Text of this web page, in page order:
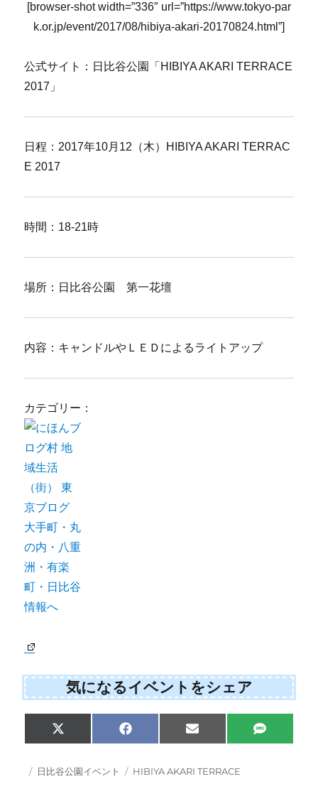
[browser-shot width=”336″ url=”https://www.tokyo-par
k.or.jp/event/2017/08/hibiya-akari-20170824.html”]
公式サイト：日比谷公園「HIBIYA AKARI TERRACE
2017」
日程：2017年10月12（木）HIBIYA AKARI TERRAC
E 2017
時間：18-21時
場所：日比谷公園 第一花壇
内容：キャンドルやＬＥＤによるライトアップ
カテゴリー：
気になるイベントをシェア
Share
on
X
(
w
i
Share
on
F
a
e
Share
on
E
m
i
Share
on
S
M
投 カ
日比谷公園イベント
タ
HIBIYA AKARI TERRACE